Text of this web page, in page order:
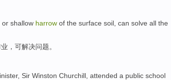
or shallow harrow of the surface soil, can solve all the
， 可解决问题。
, Sir Winston Churchill , attended a public school